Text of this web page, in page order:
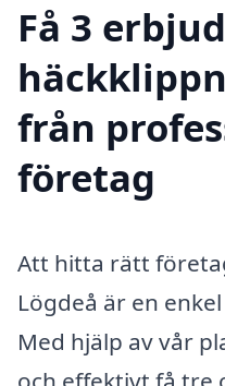
Få 3
från
företag
Att hitta rätt
Lögdeå är en
Med hjälp av vår